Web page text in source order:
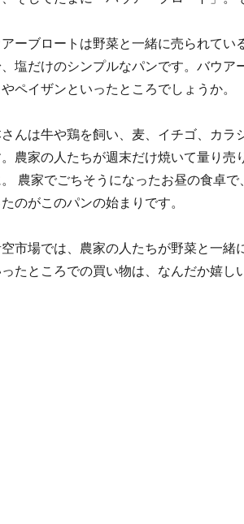
ーブロートは野菜と一緒に売られてい
塩だけのシンプルなパンです。バウ
ペイザンといったところでしょうか。
んは牛や鶏を飼い、麦、イチゴ、カラ
農家の人たちが週末だけ焼いて量り
農家でごちそうになったお昼の食卓
のがこのパンの始まりです。
空市場では、農家の人たちが野菜と一
ったところでの買い物は、なんだか嬉し